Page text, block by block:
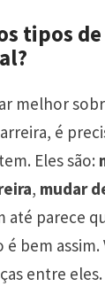
tipos
melhor
é
Eles são:
, mudar
até parece
é bem assim.
entre eles.